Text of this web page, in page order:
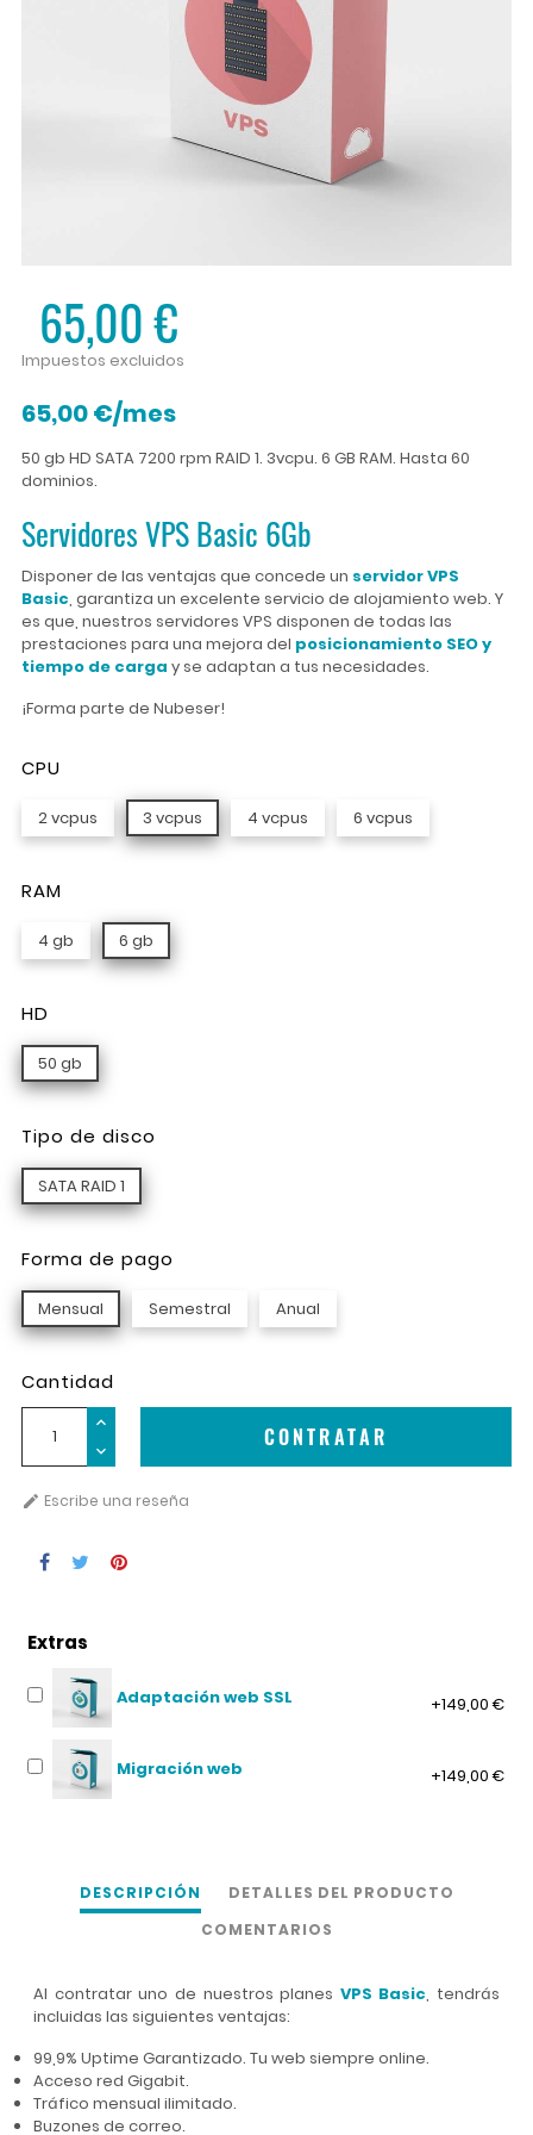
65,00 €
Impuestos excluidos
65,00 €/mes
50 gb HD SATA 7200 rpm RAID 1. 3vcpu. 6 GB RAM. Hasta 60
dominios.
Servidores VPS Basic 6Gb
Disponer de las ventajas que concede un servidor VPS
Basic, garantiza un excelente servicio de alojamiento web. Y
es que, nuestros servidores VPS disponen de todas las
prestaciones para una mejora del posicionamiento SEO y
tiempo de carga y se adaptan a tus necesidades.
¡Forma parte de Nubeser!
CPU
2 vcpus 3 vcpus 4 vcpus 6 vcpus
RAM
4 gb 6 gb
HD
50 gb
Tipo de disco
SATA RAID 1
Forma de pago
Mensual Semestral Anual
Cantidad
CONTRATAR
 Escribe una reseña
Extras
Adaptación web SSL +149,00 €
Migración web +149,00 €
DESCRIPCIÓN
DETALLES DEL PRODUCTO
COMENTARIOS
Al contratar uno de nuestros planes VPS Basic, tendrás
incluidas las siguientes ventajas:
99,9% Uptime Garantizado. Tu web siempre online.
Acceso red Gigabit.
Tráfico mensual ilimitado.
Buzones de correo.